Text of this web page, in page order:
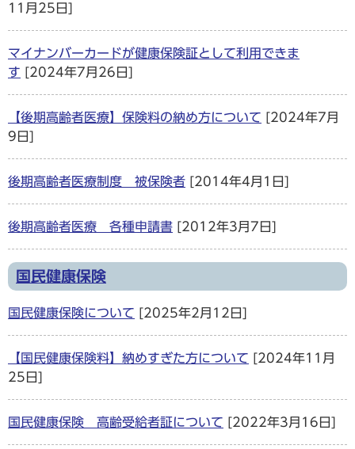
11月25日]
マイナンバーカードが健康保険証として利用できま
す [2024年7月26日]
【後期高齢者医療】保険料の納め方について [2024年7月
9日]
後期高齢者医療制度 被保険者 [2014年4月1日]
後期高齢者医療 各種申請書 [2012年3月7日]
国民健康保険
国民健康保険について [2025年2月12日]
【国民健康保険料】納めすぎた方について [2024年11月
25日]
国民健康保険 高齢受給者証について [2022年3月16日]